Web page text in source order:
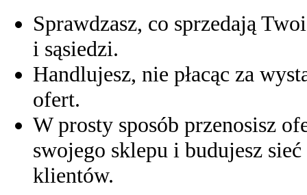
Sprawdzasz, co sprzedają
i sąsiedzi.
Handlujesz, nie płacąc za
ofert.
W prosty sposób przenosisz
swojego sklepu i budujesz sieć
klientów.